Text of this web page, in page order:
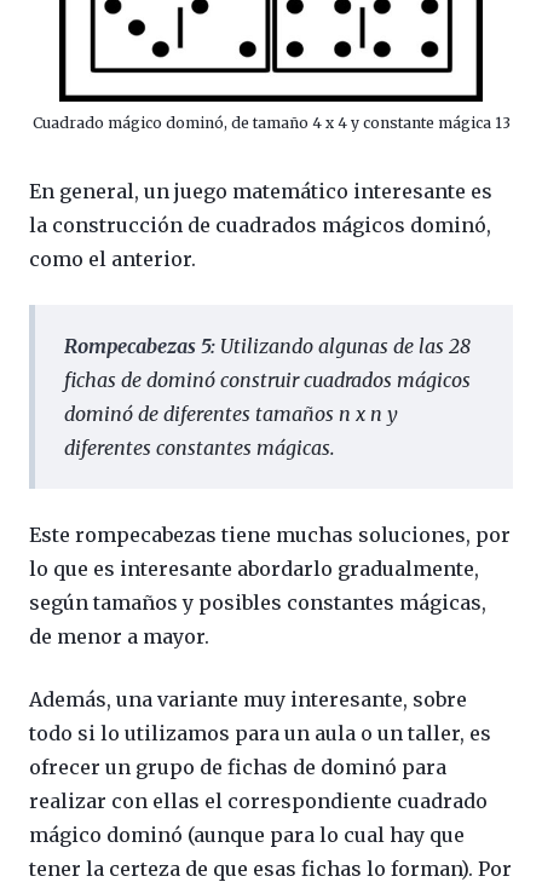
Cuadrado mágico dominó, de tamaño 4 x 4 y constante mágica 13
En general, un juego matemático interesante es
la construcción de cuadrados mágicos dominó,
como el anterior.
Rompecabezas 5: Utilizando algunas de las 28
fichas de dominó construir cuadrados mágicos
dominó de diferentes tamaños n x n y
diferentes constantes mágicas.
Este rompecabezas tiene muchas soluciones, por
lo que es interesante abordarlo gradualmente,
según tamaños y posibles constantes mágicas,
de menor a mayor.
Además, una variante muy interesante, sobre
todo si lo utilizamos para un aula o un taller, es
ofrecer un grupo de fichas de dominó para
realizar con ellas el correspondiente cuadrado
mágico dominó (aunque para lo cual hay que
tener la certeza de que esas fichas lo forman). Por